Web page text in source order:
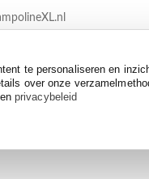
te personaliseren en
over onze
privacybeleid